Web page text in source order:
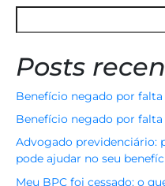
Posts
Benefício negado por falta
Benefício negado por falta
Advogado previdenciário:
pode ajudar no seu
Meu BPC foi cessado: o